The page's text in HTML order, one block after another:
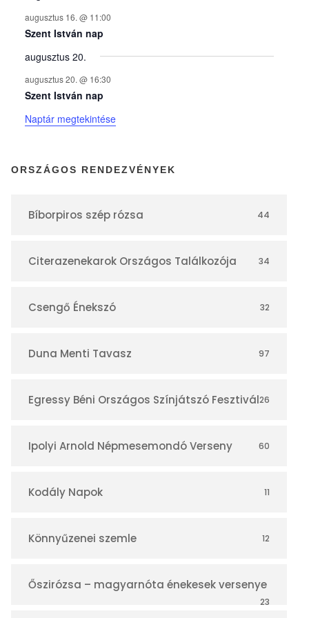
y
e
k
n
a
á
r
augusztus 16. @ 11:00
Szent István nap
augusztus 20.
augusztus 20. @ 16:30
Szent István nap
Naptár megtekintése
ORSZÁGOS RENDEZVÉNYEK
Bíborpiros szép rózsa 44
Citerazenekarok Országos Találkozója 34
Csengő Énekszó 32
Duna Menti Tavasz 97
Egressy Béni Országos Színjátszó Fesztivál26
Ipolyi Arnold Népmesemondó Verseny 60
Kodály Napok 11
Könnyűzenei szemle 12
Őszirózsa – magyarnóta énekesek versenye
23